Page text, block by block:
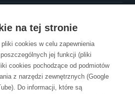
na tej stronie
cookies w celu zapewnienia
poszczególnych jej funkcji (pliki
cookies pochodzące od podmiotów
z narzędzi zewnętrznych (Google
Do informacji, które są